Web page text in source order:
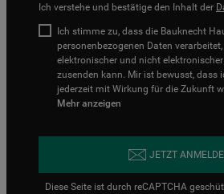
Ich verstehe und bestätige den Inhalt der
Ich stimme zu, dass die Bauknecht
personenbezogenen Daten
elektronischer und nicht
zusenden kann. Mir ist bewusst, dass
jederzeit mit Wirkung für die Zukunft
Mehr anzeigen
JETZT
Diese Seite ist durch reCAPTCHA